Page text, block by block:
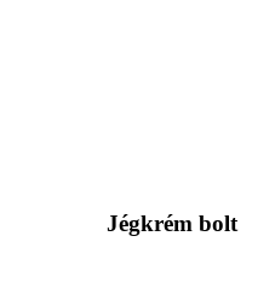
Jégkrém bolt